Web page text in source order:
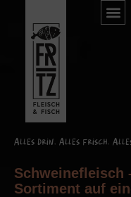
Alles drin. Alles frisch.
Schweinefleisch
Sortiment auf